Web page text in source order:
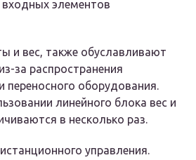
элементов
и вес, также обуславливают
за распространения
переносного оборудования.
линейного блока вес и
в несколько раз.
управления.